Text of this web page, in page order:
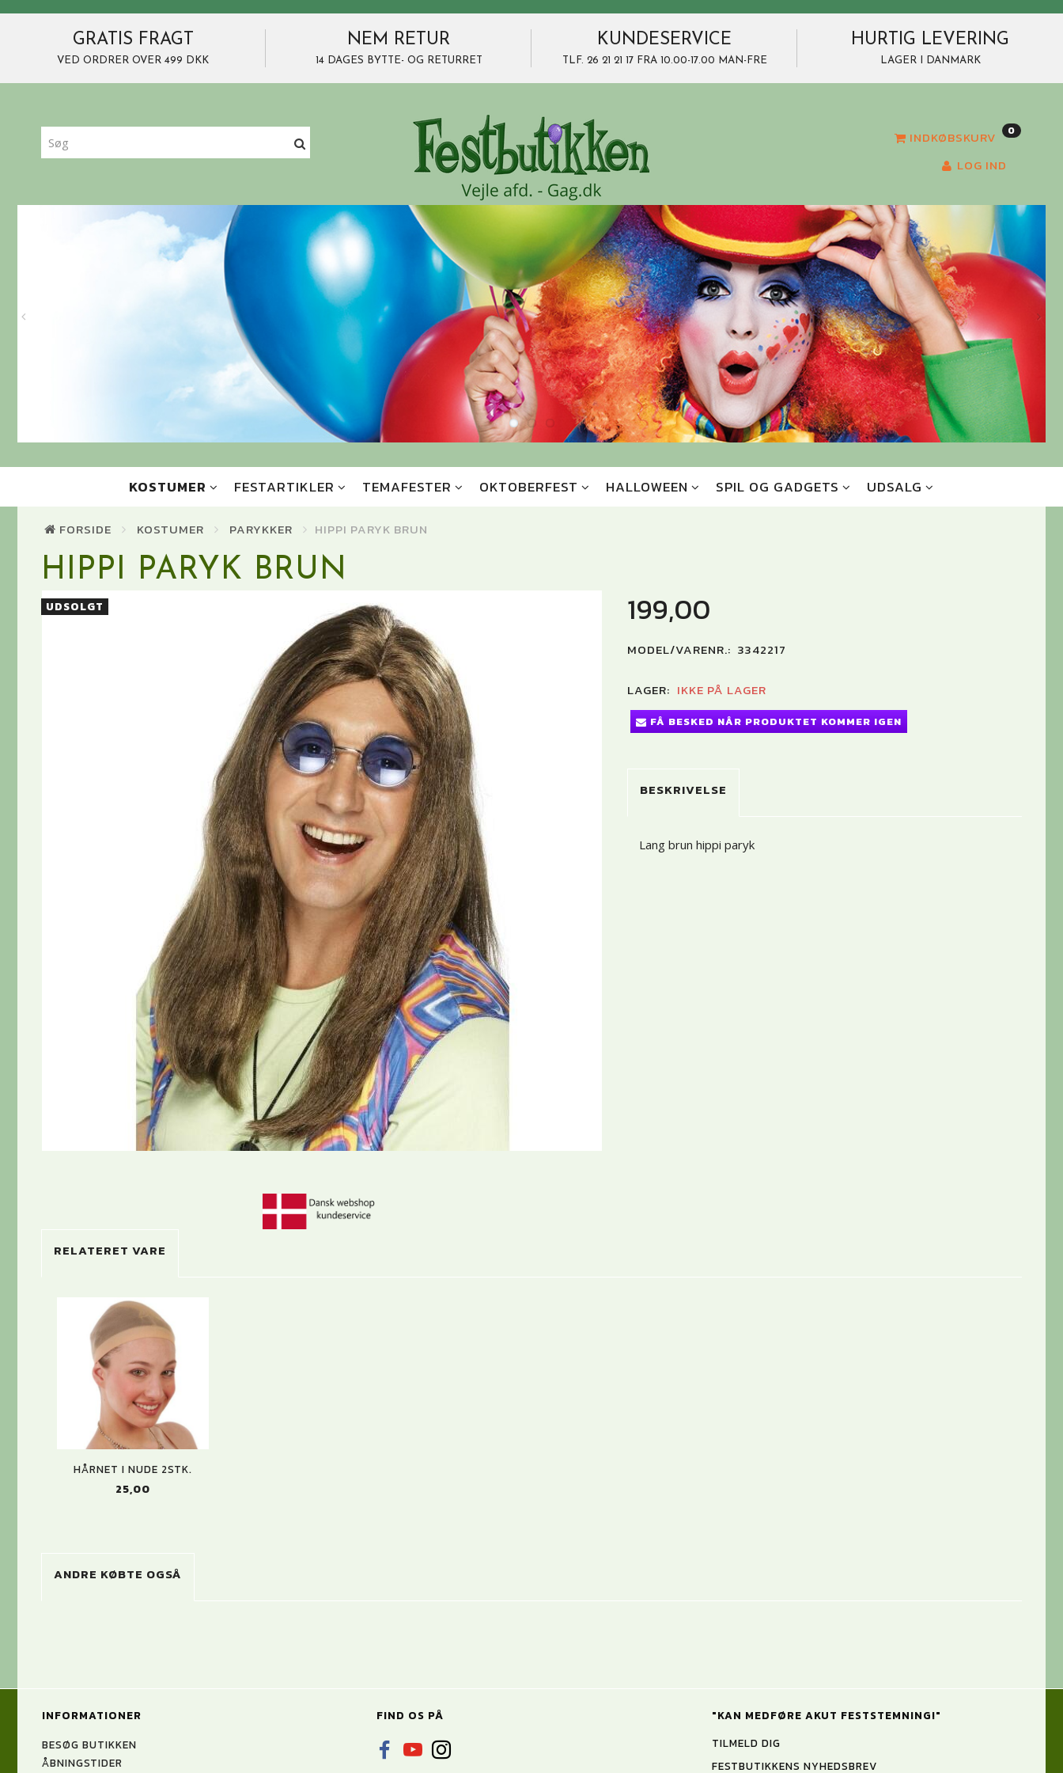
GRATIS FRAGT
VED ORDRER OVER 499 DKK
NEM RETUR
14 DAGES BYTTE- OG RETURRET
KUNDESERVICE
TLF. 26 21 21 17 FRA 10.00-17.00 MAN-FRE
HURTIG LEVERING
LAGER I DANMARK
INDKØBSKURV 0
LOG IND
KOSTUMER FESTARTIKLER TEMAFESTER OKTOBERFEST HALLOWEEN SPIL OG GADGETS UDSALG
FORSIDE KOSTUMER PARYKKER HIPPI PARYK BRUN
HIPPI PARYK BRUN
UDSOLGT 199,00
MODEL/VARENR.: 3342217
LAGER: IKKE PÅ LAGER
FÅ BESKED NÅR PRODUKTET KOMMER IGEN
BESKRIVELSE
Lang brun hippi paryk
RELATERET VARE
HÅRNET I NUDE 2STK.
25,00
ANDRE KØBTE OGSÅ
INFORMATIONER
BESØG BUTIKKEN
ÅBNINGSTIDER
FIND OS PÅ
"KAN MEDFØRE AKUT FESTSTEMNING!"
TILMELD DIG
FESTBUTIKKENS NYHEDSBREV